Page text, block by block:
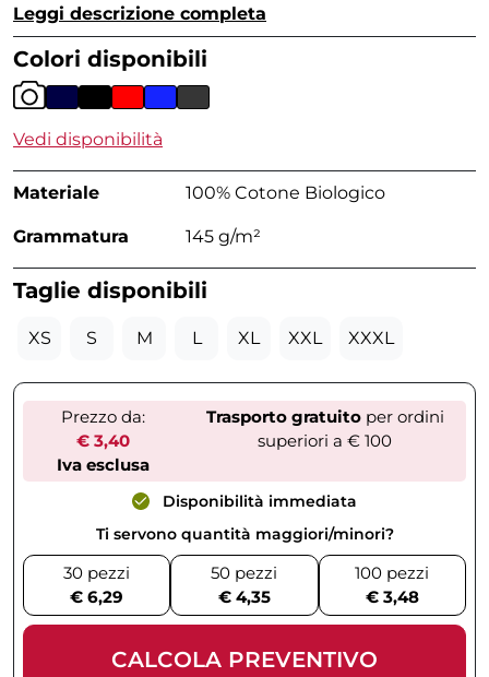
Leggi descrizione completa
Colori disponibili
Vedi disponibilità
Materiale 100% Cotone Biologico
Grammatura 145 g/m²
Taglie disponibili
XS S M L XL XXL XXXL
Prezzo da:
€ 3,40
Iva esclusa
Trasporto gratuitoper ordini
superiori a € 100
Disponibilità immediata
Ti servono quantità maggiori/minori?
30 pezzi
€ 6,29
50 pezzi
€ 4,35
100 pezzi
€ 3,48
CALCOLA PREVENTIVO